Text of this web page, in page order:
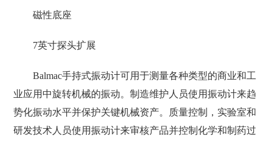
磁性底座
7英寸探头扩展
Balmac手持式振动计可用于测量各种类型的商业和工
业应用中旋转机械的振动。制造维护人员使用振动计来趋
势化振动水平并保护关键机械资产。质量控制，实验室和
研发技术人员使用振动计来审核产品并控制化学和制药过